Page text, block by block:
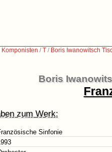
/T / Boris Iwanowitsch
Boris
zum Werk:
Sinfonie